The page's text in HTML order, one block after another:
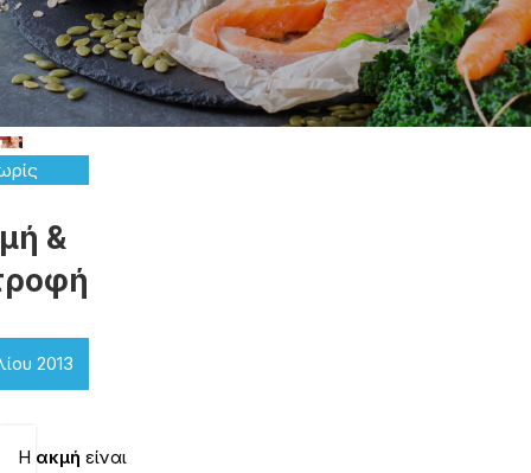
&
2013
Η ακμή είναι